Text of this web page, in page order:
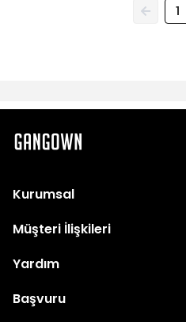
1
Kurumsal
Müşteri İlişkileri
Yardım
Başvuru